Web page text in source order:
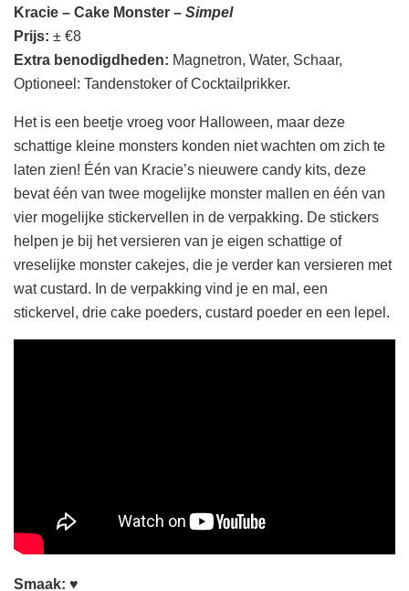
Kracie – Cake Monster – Simpel
Prijs: ± €8
Extra benodigdheden: Magnetron, Water, Schaar,
Optioneel: Tandenstoker of Cocktailprikker.
Het is een beetje vroeg voor Halloween, maar deze
schattige kleine monsters konden niet wachten om zich te
laten zien! Één van Kracie’s nieuwere candy kits, deze
bevat één van twee mogelijke monster mallen en één van
vier mogelijke stickervellen in de verpakking. De stickers
helpen je bij het versieren van je eigen schattige of
vreselijke monster cakejes, die je verder kan versieren met
wat custard. In de verpakking vind je en mal, een
stickervel, drie cake poeders, custard poeder en een lepel.
Smaak: ♥